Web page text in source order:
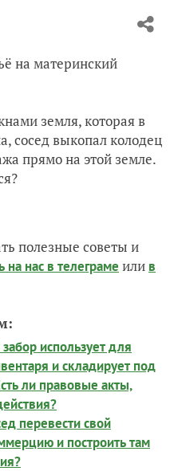
на материнский
земля, которая в
сосед выкопал колодец
прямо на этой земле.
полезные советы и
на нас в телеграме или в
использует для
и складирует под
ли правовые акты,
перевести свой
и построить там